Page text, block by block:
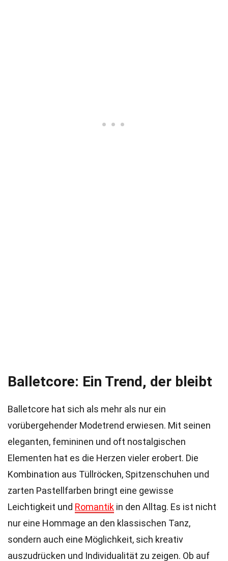
Balletcore: Ein Trend, der bleibt
Balletcore hat sich als mehr als nur ein
vorübergehender Modetrend erwiesen. Mit seinen
eleganten, femininen und oft nostalgischen
Elementen hat es die Herzen vieler erobert. Die
Kombination aus Tüllröcken, Spitzenschuhen und
zarten Pastellfarben bringt eine gewisse
Leichtigkeit und Romantik in den Alltag. Es ist nicht
nur eine Hommage an den klassischen Tanz,
sondern auch eine Möglichkeit, sich kreativ
auszudrücken und Individualität zu zeigen. Ob auf